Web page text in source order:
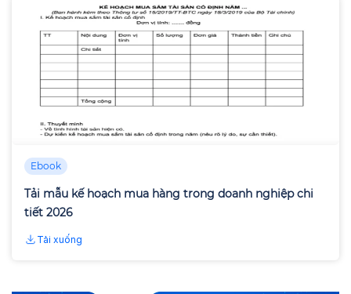
Ebook
Tải mẫu kế hoạch mua hàng trong doanh nghiệp chi
tiết 2026
Tải xuống